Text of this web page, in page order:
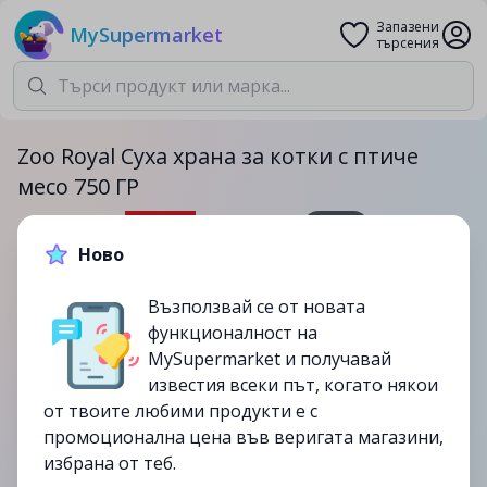
MySupermarket
Запазени
търсения
Zoo Royal Суха храна за котки с птиче
месо 750 ГР
4.49лв.6.59лв.
-32%
изтекла
Ново
Възползвай се от новата
функционалност на
MySupermarket и получавай
известия всеки път, когато някои
от твоите любими продукти е с
промоционална цена във веригата магазини,
избрана от теб.